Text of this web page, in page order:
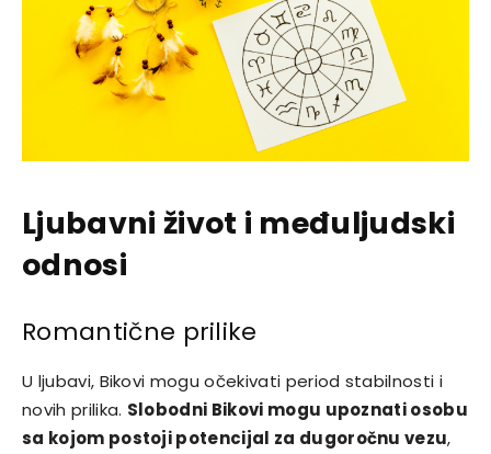
Ljubavni život i međuljudski
odnosi
Romantične prilike
U ljubavi, Bikovi mogu očekivati period stabilnosti i
novih prilika. Slobodni Bikovi mogu upoznati osobu
sa kojom postoji potencijal za dugoročnu vezu,